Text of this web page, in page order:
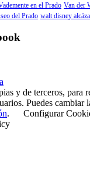
en el Prado Van der
del Prado walt disney
y de terceros, para
Puedes cambiar
. Configurar